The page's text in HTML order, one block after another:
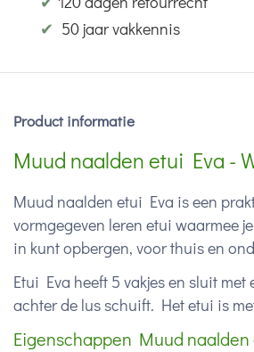
✔ 50 jaar vakkennis
Product informatie
Muud naalden etui Eva -
Muud naalden etui Eva is een
vormgegeven leren etui waarmee
in kunt opbergen, voor thuis en
Etui Eva heeft 5 vakjes en sluit met
achter de lus schuift. Het etui is
Eigenschappen Muud naalden